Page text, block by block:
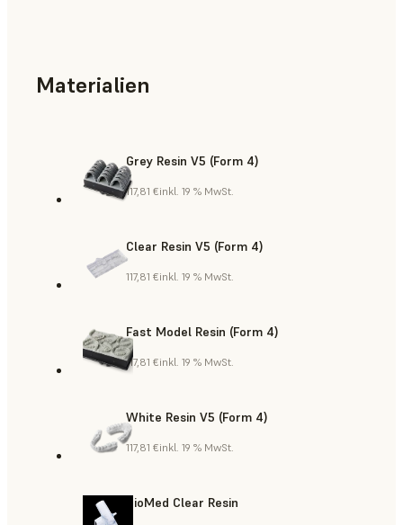
Materialien
Grey Resin V5 (Form 4)
117,81 €inkl. 19 % MwSt.
Clear Resin V5 (Form 4)
117,81 €inkl. 19 % MwSt.
Fast Model Resin (Form 4)
117,81 €inkl. 19 % MwSt.
White Resin V5 (Form 4)
117,81 €inkl. 19 % MwSt.
BioMed Clear Resin